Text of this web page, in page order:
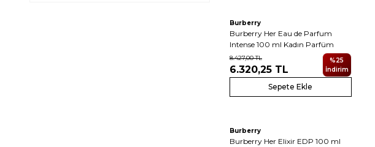
Burberry
Burberry Her Eau de Parfum
Intense 100 ml Kadın Parfüm
8.427,00TL
6.320,25 TL
%25
İndirim
Sepete Ekle
Burberry
Burberry Her Elixir EDP 100 ml